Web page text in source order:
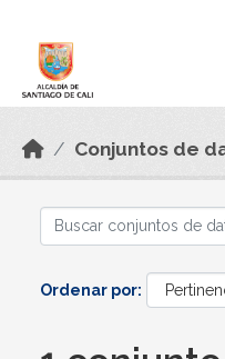
Conjuntos de
Ordenar por